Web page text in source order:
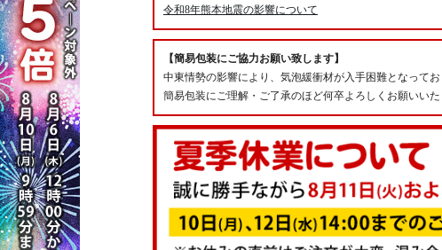
令和8年熊本地震の影響について
【簡易包装にご協力お願い致します】
中東情勢の影響により、気泡緩衝材が入手困難となって
簡易包装にご理解・ご了承のほど何卒よろしくお願いいた